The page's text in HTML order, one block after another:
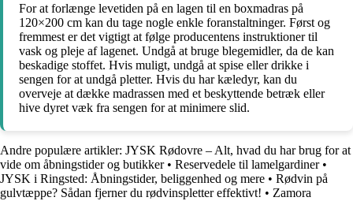
For at forlænge levetiden på en lagen til en boxmadras på
120×200 cm kan du tage nogle enkle foranstaltninger. Først og
fremmest er det vigtigt at følge producentens instruktioner til
vask og pleje af lagenet. Undgå at bruge blegemidler, da de kan
beskadige stoffet. Hvis muligt, undgå at spise eller drikke i
sengen for at undgå pletter. Hvis du har kæledyr, kan du
overveje at dække madrassen med et beskyttende betræk eller
hive dyret væk fra sengen for at minimere slid.
Andre populære artikler: JYSK Rødovre – Alt, hvad du har brug for at
vide om åbningstider og butikker• Reservedele til lamelgardiner•
JYSK i Ringsted: Åbningstider, beliggenhed og mere • Rødvin på
gulvtæppe? Sådan fjerner du rødvinspletter effektivt! • Zamora